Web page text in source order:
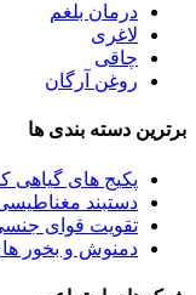
درمان بلغم
لاغری
چاقی
روغن آرگان
برترین‌ دسته بندی ها
پکیج های گیاهی
دستبند
تقویت قوای
دمنوش و بخور